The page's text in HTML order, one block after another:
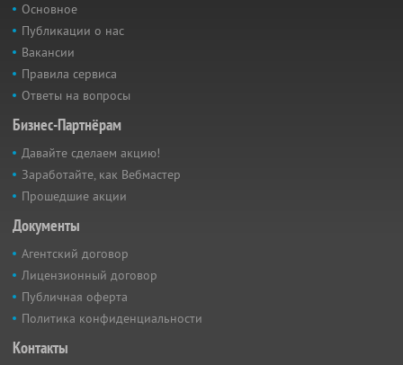
Основное
Публикации о нас
Вакансии
Правила сервиса
Ответы на вопросы
Бизнес-Партнёрам
Давайте сделаем акцию!
Заработайте, как Вебмастер
Прошедшие акции
Документы
Агентский договор
Лицензионный договор
Публичная оферта
Политика конфиденциальности
Контакты